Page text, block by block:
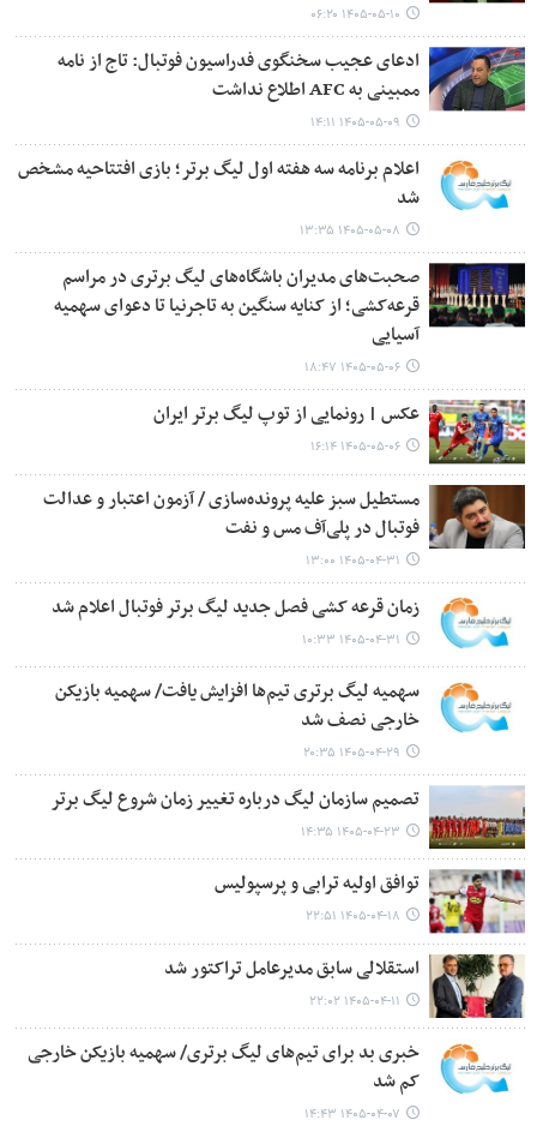
۱۴۰۵-۰۵-۱۰ ۰۶:۲۰
ادعای عجیب سخنگوی فدراسیون فوتبال: تاج از نامه
ممبینی به AFC اطلاع نداشت
۱۴۰۵-۰۵-۰۹ ۱۴:۱۱
اعلام برنامه سه هفته اول لیگ برتر؛ بازی افتتاحیه مشخص
شد
۱۴۰۵-۰۵-۰۸ ۱۳:۳۵
صحبت‌های مدیران باشگاه‌های لیگ برتری در مراسم
قرعه‌کشی؛ از کنایه سنگین به تاجرنیا تا دعوای سهمیه
آسیایی
۱۴۰۵-۰۵-۰۶ ۱۸:۴۷
عکس | رونمایی از توپ لیگ برتر ایران
۱۴۰۵-۰۵-۰۶ ۱۶:۱۴
مستطیل سبز علیه پرونده‌سازی / آزمون اعتبار و عدالت
فوتبال در پلی‌آف مس و نفت
۱۴۰۵-۰۴-۳۱ ۱۳:۰۰
زمان قرعه کشی فصل جدید لیگ برتر فوتبال اعلام شد
۱۴۰۵-۰۴-۳۱ ۱۰:۳۳
سهمیه لیگ برتری تیم‌ها افزایش یافت/ سهمیه بازیکن
خارجی نصف شد
۱۴۰۵-۰۴-۲۹ ۲۰:۳۵
تصمیم سازمان لیگ درباره تغییر زمان شروع لیگ برتر
۱۴۰۵-۰۴-۲۳ ۱۴:۳۵
توافق اولیه ترابی و پرسپولیس
۱۴۰۵-۰۴-۱۸ ۲۲:۵۱
استقلالی سابق مدیرعامل تراکتور شد
۱۴۰۵-۰۴-۱۱ ۲۲:۰۲
خبری بد برای تیم‌های لیگ برتری/ سهمیه بازیکن خارجی
کم شد
۱۴۰۵-۰۴-۰۷ ۱۴:۴۳